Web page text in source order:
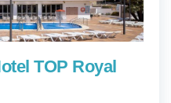
TOP Royal